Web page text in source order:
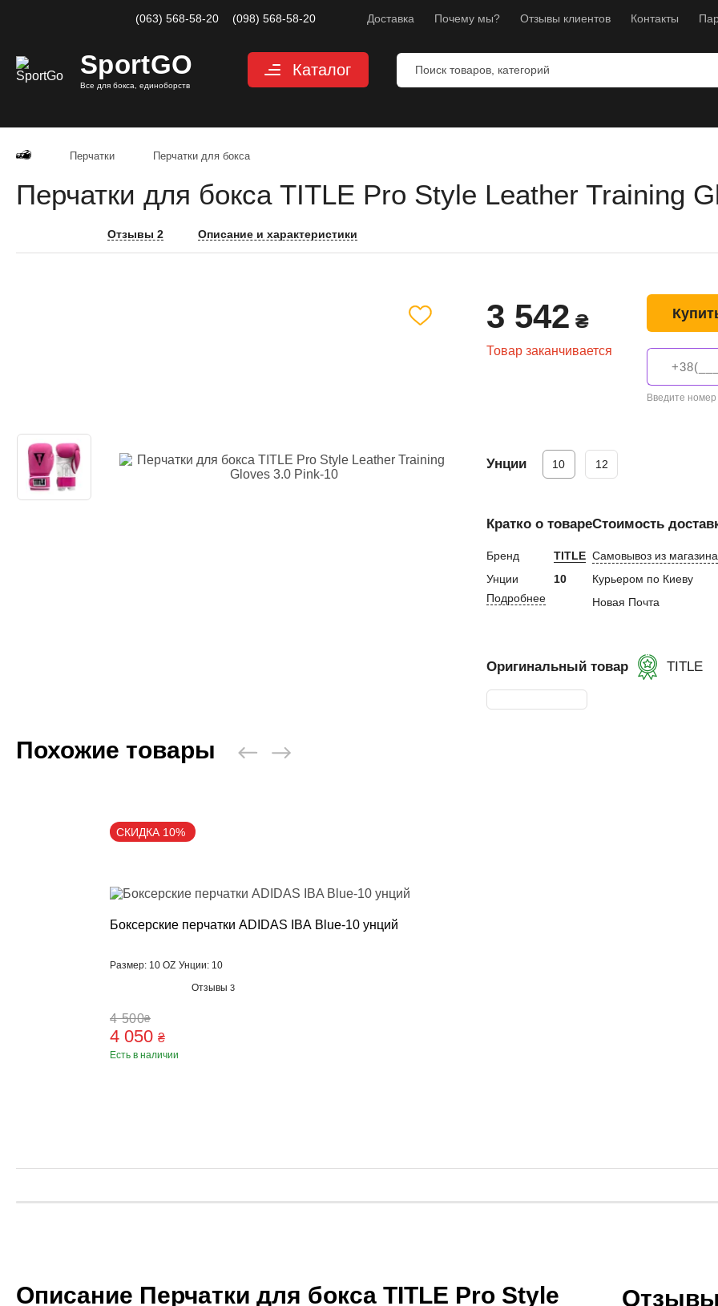
(063) 568-58-20 (098) 568-58-20 Доставка Почему мы? Отзывы клиентов Контакты
SportGO
Все для бокса, единоборств
Каталог
Боксерские бинты
Мешки, груши, манекены
Вольная борьба
Перчатки Перчатки для бокса
Перчатки для бокса TITLE Pro Style Leather Training
Отзывы 2 Описание и характеристики
3 542 ₴
Товар заканчивается
Введите
Унции 10 12
Кратко о товаре
Бренд
TITLE
Унции
10
Подробнее
Стоимость
Самовывоз из магазина
Курьером по Киеву
Новая Почта
Оригинальный товар TITLE
Похожие товары
Боксерские перчатки ADIDAS IBA Blue-10 унций
Размер: 10 OZ Унции: 10
Отзывы3
4 500₴
4 050 ₴
Есть в наличии
СКИДКА 10%
Описание Перчатки для бокса TITLE Pro Style
Отзывы